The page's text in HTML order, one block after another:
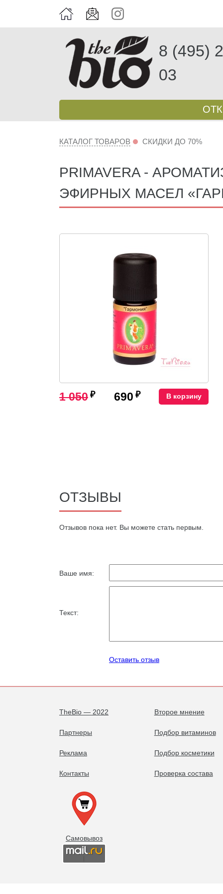
8 (495)
03
КАТАЛОГ ТОВАРОВ СКИДКИ ДО 70%
PRIMAVERA -
ЭФИРНЫХ МАСЕЛ
1 050 ₽ 690 ₽ В корзину
ОТЗЫВЫ
Oтзывов пока нет. Вы можете стать первым.
Ваше имя:
Текст:
Оставить отзыв
TheBio — 2022
Партнеры
Реклама
Контакты
Второе мнение
Подбор витаминов
Подбор косметики
Проверка состава
Самовывоз